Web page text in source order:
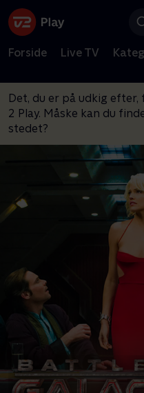
Forside Live TV
Det, du er på udkig
2 Play. Måske kan du
stedet?